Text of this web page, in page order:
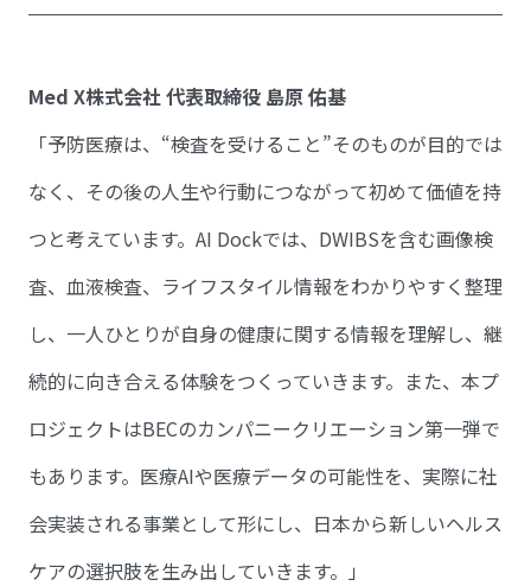
Med X株式会社 代表取締役 島原 佑基
「予防医療は、“検査を受けること”そのものが目的では
なく、その後の人生や行動につながって初めて価値を持
つと考えています。AI Dockでは、DWIBSを含む画像検
査、血液検査、ライフスタイル情報をわかりやすく整理
し、一人ひとりが自身の健康に関する情報を理解し、継
続的に向き合える体験をつくっていきます。また、本プ
ロジェクトはBECのカンパニークリエーション第一弾で
もあります。医療AIや医療データの可能性を、実際に社
会実装される事業として形にし、日本から新しいヘルス
ケアの選択肢を生み出していきます。」